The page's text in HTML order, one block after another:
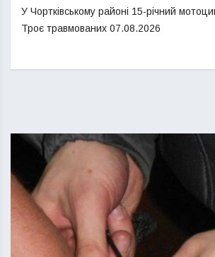
У Чортківському районі 15-річний
Троє травмованих 07.08.2026